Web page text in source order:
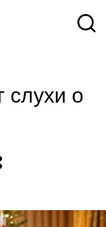
слухи о